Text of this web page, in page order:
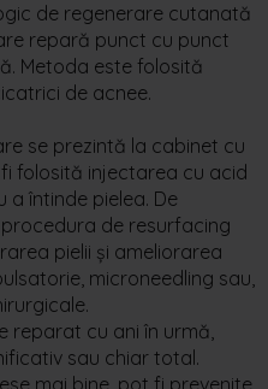
de regenerare cutanată
repară punct cu punct
Metoda este folosită
de acnee.
se prezintă la cabinet cu
folosită injectarea cu acid
a întinde pielea. De
de resurfacing
pielii și ameliorarea
microneedling sau,
reparat cu ani în urmă,
sau chiar total.
mai bine, pot fi prevenite